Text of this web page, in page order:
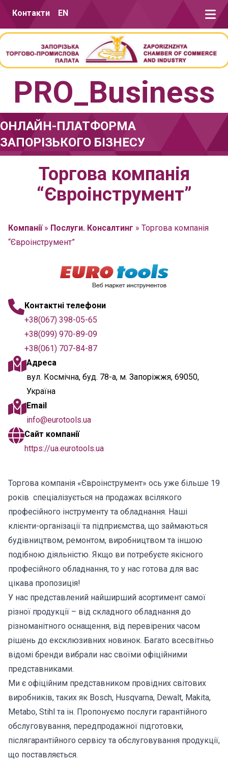
Контакти EN
PRO_Business
ОНЛАЙН-ПЛАТФОРМА
ЗАПОРІЗЬКОГО БІЗНЕСУ
Торгова компанія
“Євроінструмент”
Компанії» Послуги. Консалтинг » Торгова компанія
“Євроінструмент”
Контактні телефони
+38(067) 398-05-65
+38(099) 970-89-09
+38(061) 707-84-87
Адреса
вул. Космічна, буд. 78-а, м. Запоріжжя, 69050,
Україна
Email
info@eurotools.ua
Сайт компанії
https://ua.eurotools.ua
Торгова компанія «Євроінструмент» ось уже більше 19
років спеціалізується на продажах всілякого
професійного інструменту та обладнання. Наші
клієнти-організації та підприємства, що займаються
будівництвом, ремонтом, виробництвом та іншою
подібною діяльністю. Якщо ви потребуєте якісного
професійного обладнання, то у нас готова для вас
цікава пропозиція!
У нас представлений найширший асортимент самої
різної продукції – від складного обладнання до
різноманітного оснащення, від перевірених часом
рішень до ексклюзивних новинок. Багато всесвітньо
відомі бренди вибрали нас своїми офіційними
представниками.
Ми є офіційним представником провідних світових
виробників, таких як Bosch, Husqvarna, Dewalt, Makita,
Metabo, Stihl та ін. Пропонуємо послуги гарантійного
обслуговування, передпродажної підготовки,
післягарантійного сервісу та обслуговування продукції,
що поставляється.